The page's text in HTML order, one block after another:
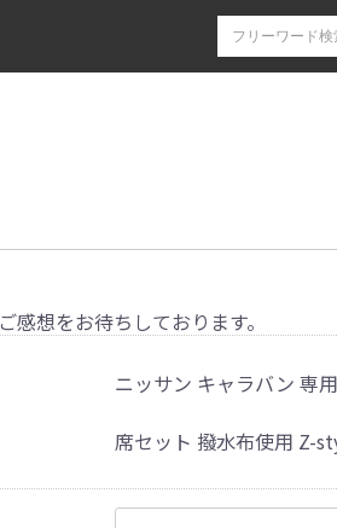
感想をお待ちしております。
ニッサン キャラバン 専
席セット 撥水布使用 Z-